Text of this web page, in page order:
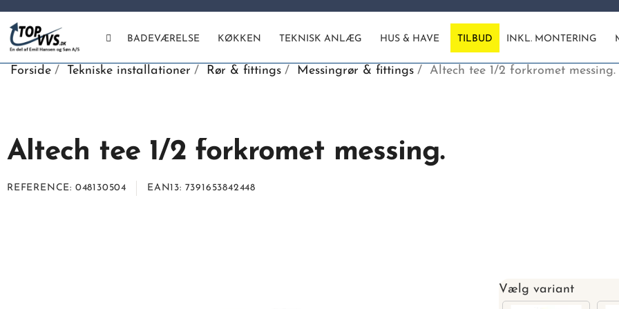
BADEVÆRELSE KØKKEN TEKNISK ANLÆG HUS & HAVE TILBUD INKL. MONTERING
Forside Tekniske installationer Rør & fittings Messingrør & fittings Altech tee 1/2 forkromet messing.
Altech tee 1/2 forkromet messing.
REFERENCE 048130504 EAN13 7391653842448
Vælg variant